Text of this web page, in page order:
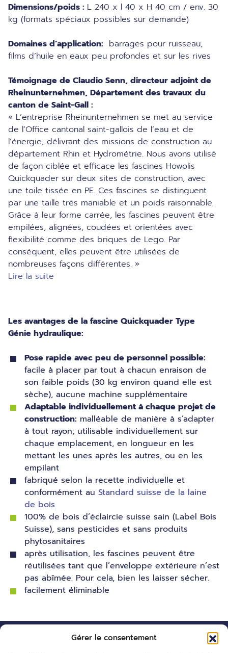
Gérer le consentement
Dimensions/poids : L 240 x l 40 x H 40 cm / env. 30
kg (formats spéciaux possibles sur demande)
Domaines d’application: barrages pour ruisseau,
films d’huile en eaux peu profondes et sur les rives
Témoignage de Claudio Senn, directeur adjoint de
Rheinunternehmen, Département des travaux du
canton de Saint-Gall :
« L’entreprise Rheinunternehmen se met au service
de l’Office cantonal saint-gallois de l’eau et de
l’énergie, délivrant des missions de construction au
département Rhin et Hydrométrie. Nous avons utilisé
de façon ciblée et efficace les fascines Howolis
Quickquader sur deux sites de construction, avec
une toile tissée en PE. Ces fascines se distinguent
par une taille très maniable et un poids raisonnable.
Grâce à leur forme carrée, les fascines peuvent être
empilées, alignées, coudées et orientées avec
flexibilité comme des briques de Lego. Par
conséquent, elles peuvent être utilisées de
nombreuses façons différentes. »
Lire la suite
Les avantages de la fascine Quickquader Type
Génie hydraulique:
Pose rapide avec peu de personnel possible:
facile à placer par tout à chacun enraison de
son faible poids (30 kg environ quand elle est
sèche), aucune machine supplémentaire
Adaptable individuellement à chaque projet de
construction: malléable de manière à s’adapter
à tout rayon; utilisable individuellement sur
chaque emplacement, en longueur en les
mettant les unes après les autres, ou en les
empilant
fabriqué selon la recette individuelle et
conformément au Standard suisse de la laine
de bois
100% de bois d’éclaircie suisse sain (Label Bois
Suisse), sans pesticides et sans produits
phytosanitaires
après utilisation, les fascines peuvent être
réutilisées tant que l’enveloppe extérieure n’est
pas abîmée. Pour cela, bien les laisser sécher.
facilement éliminable